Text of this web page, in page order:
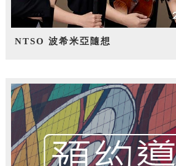
NTSO 波希米亞隨想